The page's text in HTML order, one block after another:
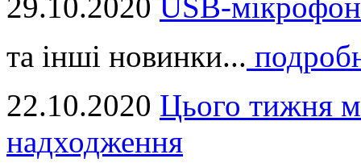
та інші новинки...
22.10.2020 Цього тижня
надходження